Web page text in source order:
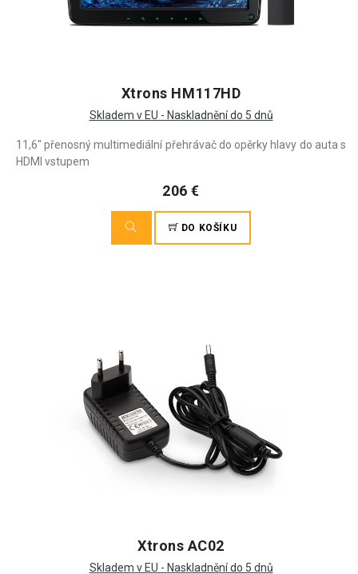
Xtrons HM117HD
Skladem v EU - Naskladnění do 5 dnů
11,6" přenosný multimediální přehrávač do opěrky hlavy do auta s
HDMI vstupem
206 €
DO KOŠÍKU
Xtrons AC02
Skladem v EU - Naskladnění do 5 dnů